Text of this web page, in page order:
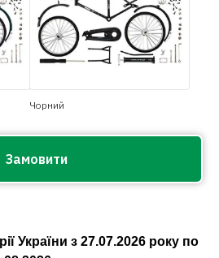
Чорний
Замовити
України з 27.07.2026року по